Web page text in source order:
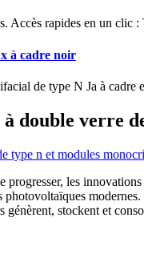
Accès rapides en un clic
à cadre noir
de type N Ja à
double verre
les
photovoltaïques
stockent et